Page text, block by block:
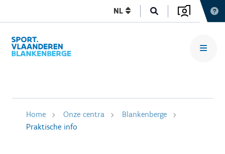
NL
Home Onze centra
Blankenberge
Praktische info